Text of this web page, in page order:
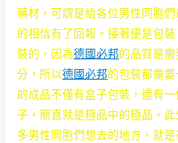
藥材，可謂是給各位男性同胞
的相信有了回報。接著便是包裝
裝的，因為德國必邦的品質是
分，所以德國必邦的包裝都需
的成品不僅有盒子包裝，還有
子，簡直就是極品中的極品。此
多男性同胞們想去的地方，就